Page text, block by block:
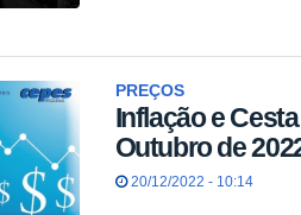
PREÇOS
Inflação e
Outubro de
20/12/2022 - 10:14